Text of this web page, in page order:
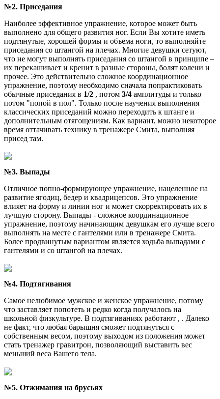
№2. Приседания
Наиболее эффективное упражнение, которое может быть
выполнено для общего развития ног. Если Вы хотите иметь
подтянутые, хорошей формы и объема ноги, то выполняйте
приседания со штангой на плечах. Многие девушки сетуют,
что не могут выполнять приседания со штангой в принципе –
их перекашивает и кренит в разные стороны, болят колени и
прочее. Это действительно сложное координационное
упражнение, поэтому необходимо сначала попрактиковать
обычные приседания в 1/2 , потом 3/4 амплитуды и только
потом "попой в пол". Только после научения выполнения
классических приседаний можно переходить к штанге и
дополнительным отягощениям. Как вариант, можно некоторое
время оттачивать технику в тренажере Смита, выполняя
присед там.
№3. Выпады
Отличное попно-формирующее упражнение, нацеленное на
развитие ягодиц, бедер и квадрицепсов. Это упражнение
влияет на форму и линии ног и может скорректировать их в
лучшую сторону. Выпады - сложное координационное
упражнение, поэтому начинающим девушкам его лучше всего
выполнять на месте с гантелями или в тренажере Смита.
Более продвинутым вариантом является ходьба выпадами с
гантелями и со штангой на плечах.
№4. Подтягивания
Самое нелюбимое мужское и женское упражнение, потому
что заставляет попотеть и редко когда получалось на
школьной физкультуре. В подтягиваниях работают , . Далеко
не факт, что любая барышня сможет подтянуться с
собственным весом, поэтому выходом из положения может
стать тренажер гравитрон, позволяющий выставить вес
меньший веса Вашего тела.
№5. Отжимания на брусьях